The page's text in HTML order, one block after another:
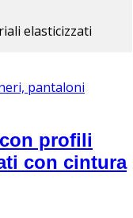
elasticizzati
profili
con cintura